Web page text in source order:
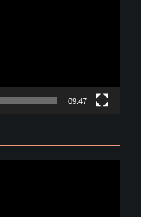
09:47